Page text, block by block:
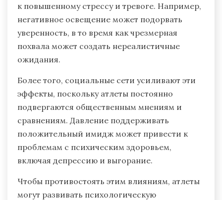
к повышенному стрессу и тревоге. Например,
негативное освещение может подорвать
уверенность, в то время как чрезмерная
похвала может создать нереалистичные
ожидания.
Более того, социальные сети усиливают эти
эффекты, поскольку атлеты постоянно
подвергаются общественным мнениям и
сравнениям. Давление поддерживать
положительный имидж может привести к
проблемам с психическим здоровьем,
включая депрессию и выгорание.
Чтобы противостоять этим влияниям, атлеты
могут развивать психологическую